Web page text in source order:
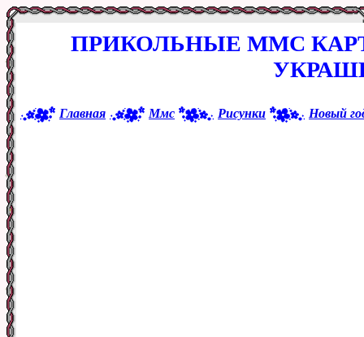
ПРИКОЛЬНЫЕ ММС
Главная Ммс Рисунки Новый